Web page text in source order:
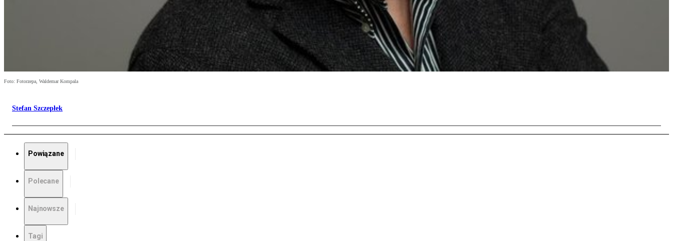
Foto: Fotorzepa, Waldemar Kompala
Stefan Szczepłek
Powiązane
Polecane
Najnowsze
Tagi